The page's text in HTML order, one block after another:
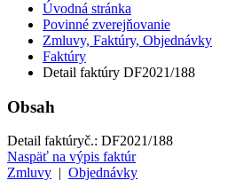
Úvodná stránka
Povinné zverejňovanie
Zmluvy, Faktúry, Objednávky
Faktúry
Detail faktúry DF2021/188
Obsah
Detail faktúryč.: DF2021/188
Naspäť na výpis faktúr
Zmluvy
Objednávky